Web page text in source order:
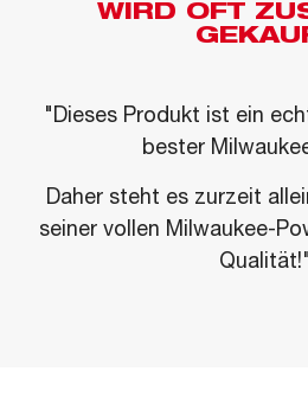
WIRD OFT
"Dieses Produkt ist ein
bester
Daher steht es zurzeit
seiner vollen Milwaukee-
Qualität!"